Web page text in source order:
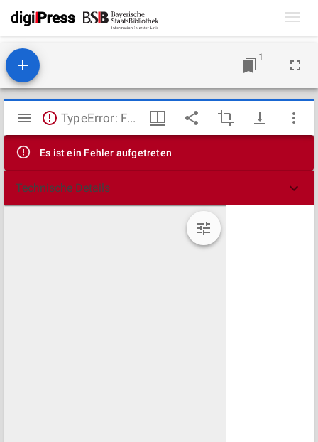
1
Mirador
Viewer
TypeError: Failed to fetch
Es ist ein Fehler aufgetreten
Technische Details